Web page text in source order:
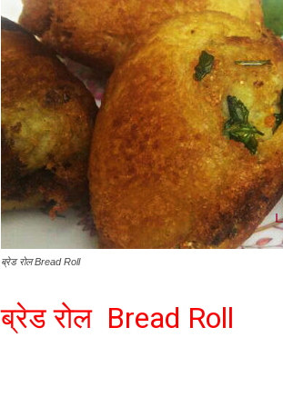
ब्रेड रोल Bread Roll
ब्रेड रोल Bread Roll